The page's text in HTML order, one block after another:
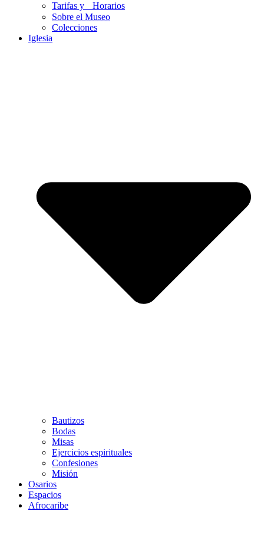
Tarifas y Horarios
Sobre el Museo
Colecciones
Iglesia
Bautizos
Bodas
Misas
Ejercicios espirituales
Confesiones
Misión
Osarios
Espacios
Afrocaribe